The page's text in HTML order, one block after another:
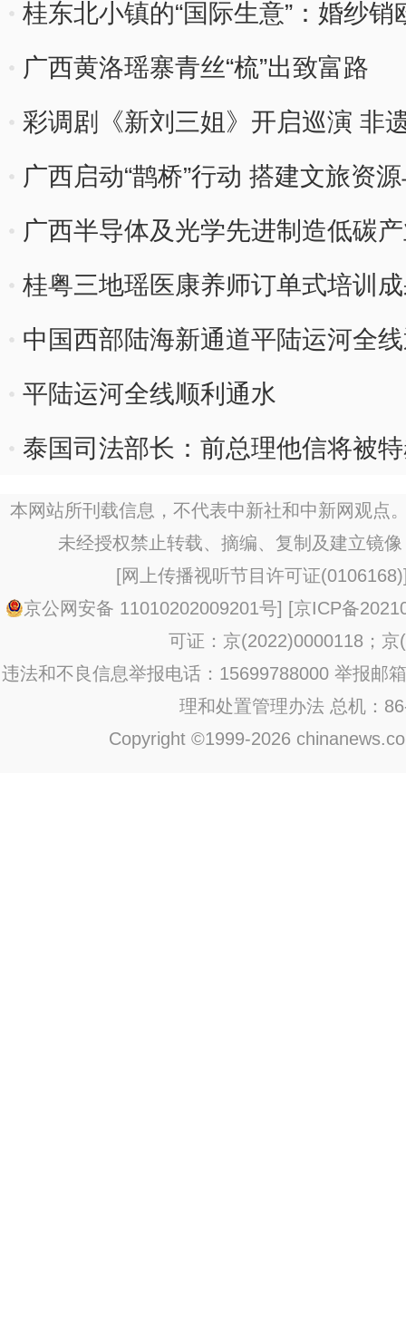
桂东北小镇的“国际生意”：婚纱
广西黄洛瑶寨青丝“梳”出致富路
彩调剧《新刘三姐》开启巡演 非
广西启动“鹊桥”行动 搭建文旅资
广西半导体及光学先进制造低碳
桂粤三地瑶医康养师订单式培训
中国西部陆海新通道平陆运河全
平陆运河全线顺利通水
泰国司法部长：前总理他信将被
本网站所刊载信息，不代表中新社和中新网观点
未经授权禁止转载、摘编、复制及建立镜
[网上传播视听节目许可证(0106168)
京公网安备 11010202009201号] [京ICP备
可证：京(2022)0000118；京
违法和不良信息举报电话：15699788000 举报邮
理和处置管理办法 总机：
Copyright ©1999-2026